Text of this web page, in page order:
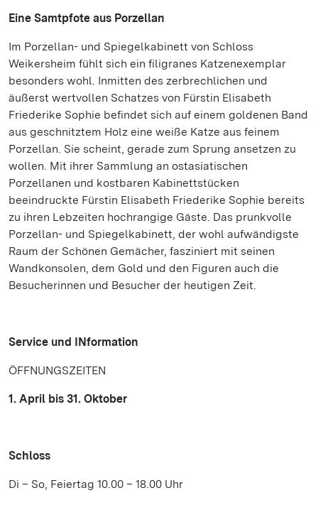
Eine Samtpfote aus Porzellan
Im Porzellan- und Spiegelkabinett von Schloss
Weikersheim fühlt sich ein filigranes Katzenexemplar
besonders wohl. Inmitten des zerbrechlichen und
äußerst wertvollen Schatzes von Fürstin Elisabeth
Friederike Sophie befindet sich auf einem goldenen Band
aus geschnitztem Holz eine weiße Katze aus feinem
Porzellan. Sie scheint, gerade zum Sprung ansetzen zu
wollen. Mit ihrer Sammlung an ostasiatischen
Porzellanen und kostbaren Kabinettstücken
beeindruckte Fürstin Elisabeth Friederike Sophie bereits
zu ihren Lebzeiten hochrangige Gäste. Das prunkvolle
Porzellan- und Spiegelkabinett, der wohl aufwändigste
Raum der Schönen Gemächer, fasziniert mit seinen
Wandkonsolen, dem Gold und den Figuren auch die
Besucherinnen und Besucher der heutigen Zeit.
Service und INformation
ÖFFNUNGSZEITEN
1. April bis 31. Oktober
Schloss
Di – So, Feiertag 10.00 – 18.00 Uhr